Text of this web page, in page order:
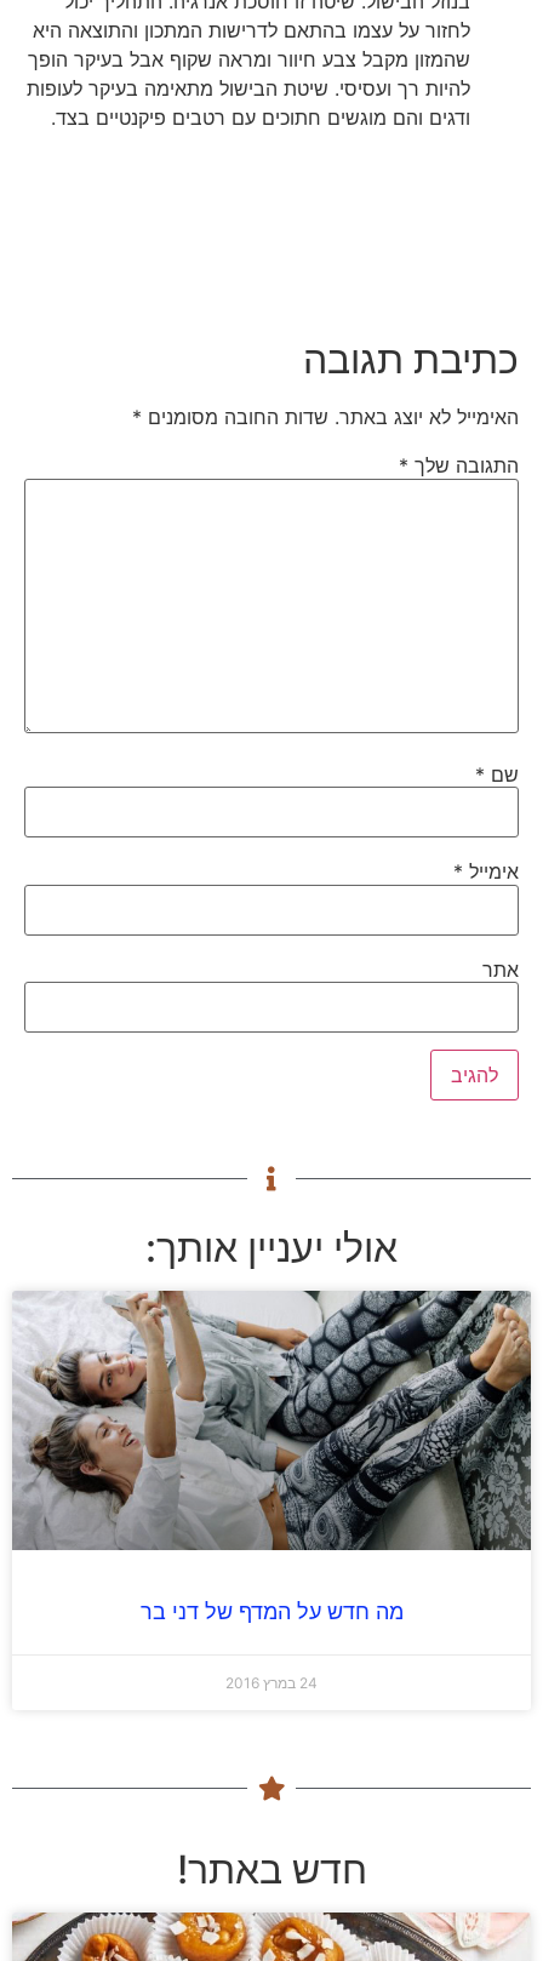
לחזור על עצמו בהתאם לדרישות המתכון והתוצאה היא
שהמזון מקבל צבע חיוור ומראה שקוף אבל בעיקר הופך
להיות רך ועסיסי. שיטת הבישול מתאימה בעיקר לעופות
ודגים והם מוגשים חתוכים עם רטבים פיקנטיים בצד.
כתיבת תגובה
האימייל לא יוצג באתר. שדות החובה מסומנים*
התגובה שלך*
שם*
אימייל*
אתר
אולי יעניין אותך:
מה חדש על המדף של דני בר
חדש באתר!